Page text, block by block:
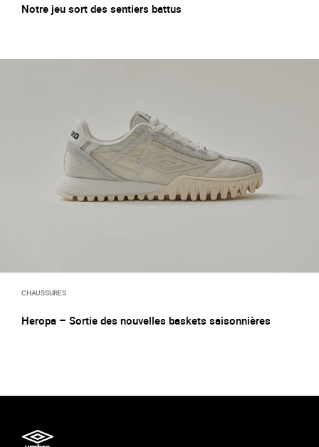
Notre jeu sort des sentiers battus
CHAUSSURES
Heropa – Sortie des nouvelles baskets saisonnières